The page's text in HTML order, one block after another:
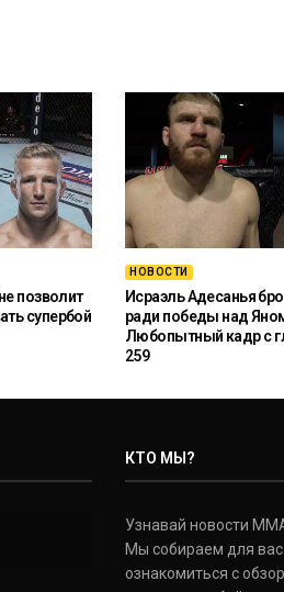
позволит
супербой
НОВОСТИ
Исраэль Адесанья
ради победы над
Любопытный кадр с
259
КТО МЫ?
Узнавай новости
Мы собираем для
ознакомиться с